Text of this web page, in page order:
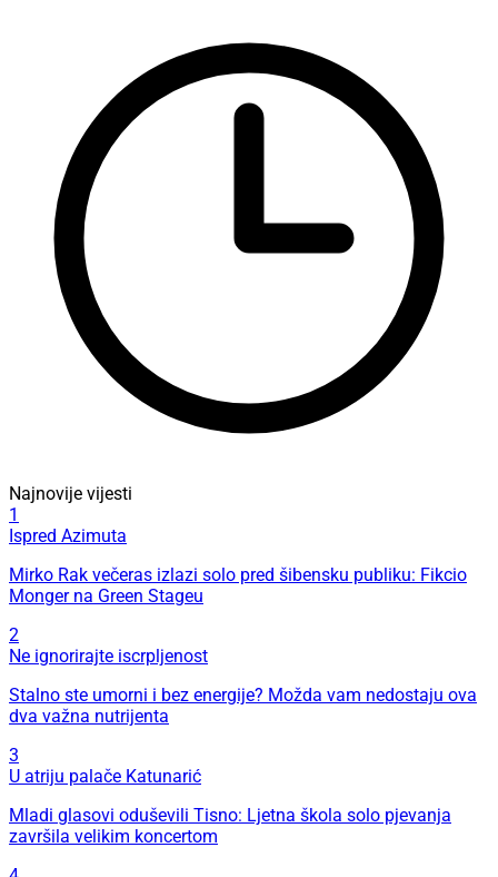
Najnovije vijesti
1
Ispred Azimuta
Mirko Rak večeras izlazi solo pred šibensku publiku: Fikcio
Monger na Green Stageu
2
Ne ignorirajte iscrpljenost
Stalno ste umorni i bez energije? Možda vam nedostaju ova
dva važna nutrijenta
3
U atriju palače Katunarić
Mladi glasovi oduševili Tisno: Ljetna škola solo pjevanja
završila velikim koncertom